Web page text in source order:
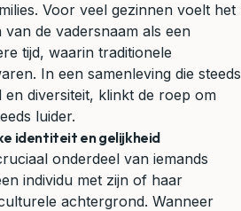
Voor veel gezinnen voelt het
de vadersnaam als een
tijd, waarin traditionele
In een samenleving die steeds
en diversiteit, klinkt de roep om
luider.
identiteit en gelijkheid
onderdeel van iemands
individu met zijn of haar
achtergrond. Wanneer